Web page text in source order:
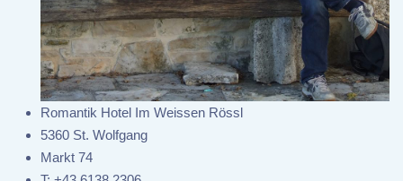
Romantik Hotel Im Weissen Rössl
5360 St. Wolfgang
Markt 74